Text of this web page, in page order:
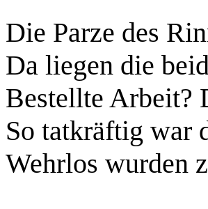
Die Parze des
Da liegen die
Bestellte Arbeit?
So tatkräftig war
Wehrlos wurden